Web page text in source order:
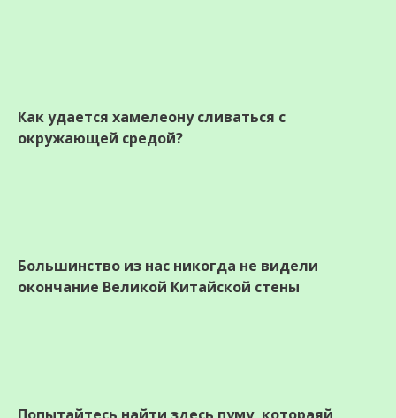
Как удается хамелеону сливаться с
окружающей средой?
Большинство из нас никогда не видели
окончание Великой Китайской стены